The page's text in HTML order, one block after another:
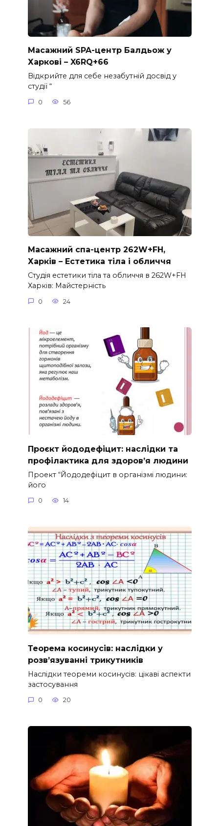
Масажний SPA-центр Балдьож у
Харкові – X6RQ+66
Відкрийте для себе незабутній досвід у
студії “
0 56
Масажний спа-центр 262W+FH,
Харків – Естетика тіла і обличчя
Студія естетики тіла та обличчя в 262W+FH
Харків: Майстерність
0 24
Проєкт йододефіцит: наслідки та
профілактика для здоров’я людини
Проект “Йододефіцит в організмі людини:
його
0 14
Теорема косинусів: наслідки у
розв’язуванні трикутників
Наслідки теореми косинусів: цікаві аспекти
застосування
0 20